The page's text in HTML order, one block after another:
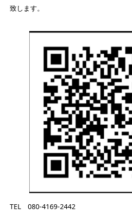
致します。
TEL 080-4169-2442